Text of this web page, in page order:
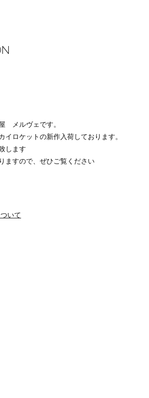
メルヴェです。
イロケットの新作入荷しております。
します
ますので、ぜひご覧ください
いて